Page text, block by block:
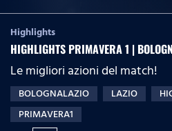
Highlights
HIGHLIGHTS PRIMAVERA 1 |
Le migliori azioni del match!
BOLOGNALAZIO LAZIO
PRIMAVERA1